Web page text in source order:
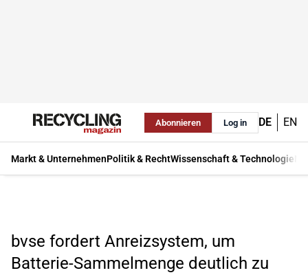
Abonnieren Log in DE EN
Markt & UnternehmenPolitik & RechtWissenschaft & Technologie
bvse fordert Anreizsystem, um
Batterie-Sammelmenge deutlich zu